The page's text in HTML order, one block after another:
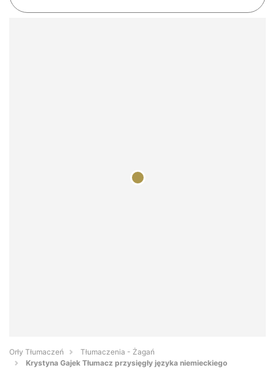
Orły Tłumaczeń
Tłumaczenia - Żagań
Krystyna Gajek Tłumacz przysięgły języka niemieckiego